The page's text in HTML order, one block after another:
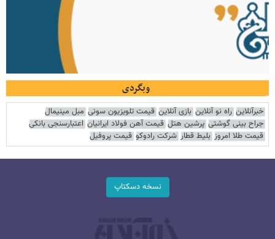
وبگردی
خبرآنلاین راه نو آنلاین بازی آنلاین قیمت تلویزیون سونی مبل مینیمال
جراح بینی گوشتی پرشین هتل قیمت آهن فولاد ایرانیان اعتبارسنجی بانکی
قیمت طلا امروز بلیط قطار شرکت رادوکو قیمت پروفیل
نسخه دسکتاپ